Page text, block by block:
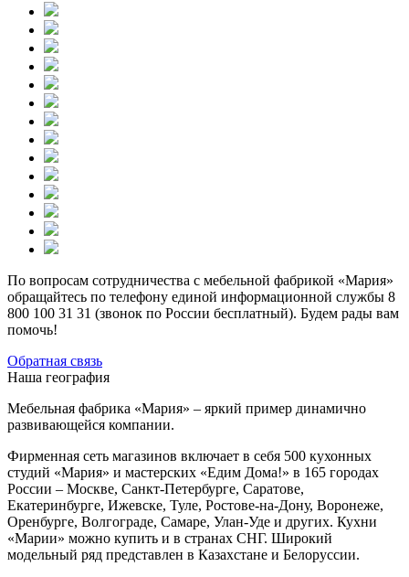
По вопросам сотрудничества с мебельной фабрикой «Мария»
обращайтесь по телефону единой информационной службы 8
800 100 31 31 (звонок по России бесплатный). Будем рады вам
помочь!
Обратная связь
Наша география
Мебельная фабрика «Мария» – яркий пример динамично
развивающейся компании.
Фирменная сеть магазинов включает в себя 500 кухонных
студий «Мария» и мастерских «Едим Дома!» в 165 городах
России – Москве, Санкт-Петербурге, Саратове,
Екатеринбурге, Ижевске, Туле, Ростове-на-Дону, Воронеже,
Оренбурге, Волгограде, Самаре, Улан-Уде и других. Кухни
«Марии» можно купить и в странах СНГ. Широкий
модельный ряд представлен в Казахстане и Белоруссии.